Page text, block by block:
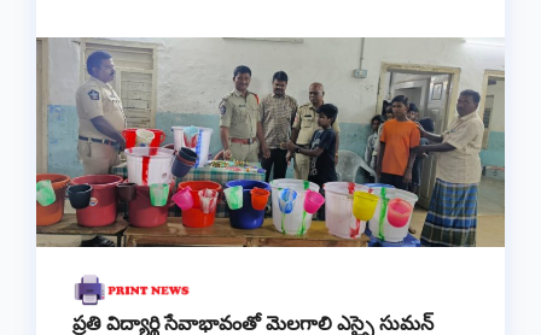
ప్రతి విద్యార్థి సేవాభావంతో మెలగాలి ఎస్సై సుమన్